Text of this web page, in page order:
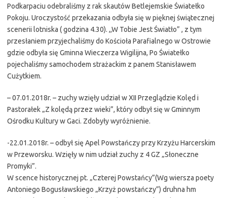
Podkarpaciu odebraliśmy z rak skautów Betlejemskie Światełko
Pokoju. Uroczystość przekazania odbyła się w pięknej świątecznej
scenerii lotniska ( godzina 4.30). ,,W Tobie Jest Światło” , z tym
przesłaniem przyjechaliśmy do Kościoła Parafialnego w Ostrowie
gdzie odbyła się Gminna Wieczerza Wigilijna, Po Światełko
pojechaliśmy samochodem strażackim z panem Stanisławem
Cużytkiem.
– 07.01.2018r. – zuchy wzięły udział w XII Przeglądzie Kolęd i
Pastorałek „Z kolędą przez wieki”, który odbył się w Gminnym
Ośrodku Kultury w Gaci. Zdobyły wyróżnienie.
-22.01.2018r. – odbył się Apel Powstańczy przy Krzyżu Harcerskim
w Przeworsku. Wzięły w nim udział zuchy z 4 GZ „Słoneczne
Promyki”.
W scence historycznej pt. „Czterej Powstańcy”(Wg wiersza poety
Antoniego Bogusławskiego „Krzyż powstańczy”) druhna hm